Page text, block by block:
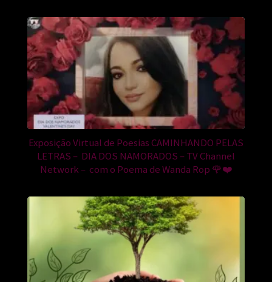
Exposição Virtual de Poesias CAMINHANDO PELAS
LETRAS – DIA DOS NAMORADOS – TV Channel
Network – com o Poema de Wanda Rop 🌹❤️